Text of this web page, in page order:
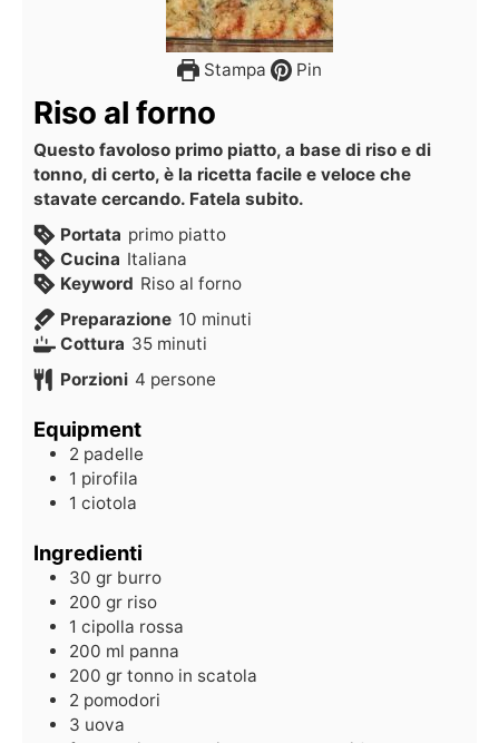
Stampa Pin
Riso al forno
Questo favoloso primo piatto, a base di riso e di
tonno, di certo, è la ricetta facile e veloce che
stavate cercando. Fatela subito.
Portata primo piatto
Cucina Italiana
Keyword Riso al forno
Preparazione 10 minuti
Cottura 35 minuti
Porzioni 4 persone
Equipment
2 padelle
1 pirofila
1 ciotola
Ingredienti
30 gr burro
200 gr riso
1 cipolla rossa
200 ml panna
200 gr tonno in scatola
2 pomodori
3 uova